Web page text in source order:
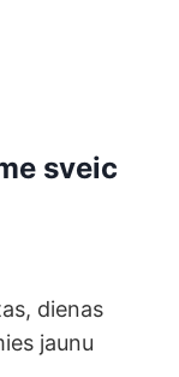
sveic
dienas
jaunu